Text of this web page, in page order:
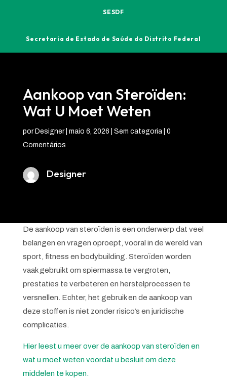
SESDF
Secretaria de Estado de Saúde do Distrito Federal
Aankoop van Steroïden:
Wat U Moet Weten
por Designer| maio 6, 2026 | Sem categoria | 0
Comentários
Designer
De aankoop van steroïden is een onderwerp dat veel
belangen en vragen oproept, vooral in de wereld van
sport, fitness en bodybuilding. Steroïden worden
vaak gebruikt om spiermassa te vergroten,
prestaties te verbeteren en herstelprocessen te
versnellen. Echter, het gebruik en de aankoop van
deze stoffen is niet zonder risico’s en juridische
complicaties.
Hier leest u meer over de aankoop van steroïden en
wat u moet weten voordat u besluit om deze
middelen te kopen.